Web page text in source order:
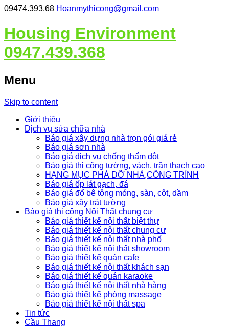
09474.393.68 Hoanmythicong@gmail.com
Housing Environment
0947.439.368
Menu
Skip to content
Giới thiệu
Dịch vụ sửa chữa nhà
Báo giá xây dựng nhà trọn gói giá rẻ
Báo giá sơn nhà
Báo giá dịch vụ chống thấm dột
Báo giá thi công tường, vách, trần thạch cao
HẠNG MỤC PHÁ DỠ NHÀ,CÔNG TRÌNH
Báo giá ốp lát gạch, đá
Báo giá đổ bê tông móng, sàn, cột, dầm
Báo giá xây trát tường
Báo giá thi công Nội Thất chung cư
Báo giá thiết kế nội thất biệt thự
Báo giá thiết kế nội thất chung cư
Báo giá thiết kế nội thất nhà phố
Báo giá thiết kế nội thất showroom
Báo giá thiết kế quán cafe
Báo giá thiết kế nội thất khách sạn
Báo giá thiết kế quán karaoke
Báo giá thiết kế nội thất nhà hàng
Báo giá thiết kế phòng massage
Báo giá thiết kế nội thất spa
Tin tức
Cầu Thang